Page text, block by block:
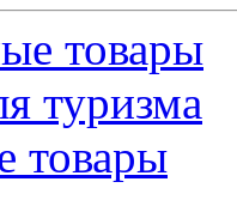
товары
туризма
товары